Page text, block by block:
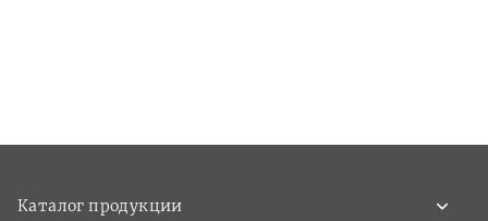
Каталог продукции